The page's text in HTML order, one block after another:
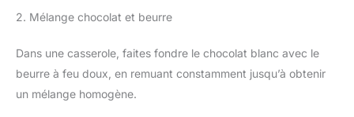
2. Mélange chocolat et beurre
Dans une casserole, faites fondre le chocolat blanc avec le
beurre à feu doux, en remuant constamment jusqu’à obtenir
un mélange homogène.